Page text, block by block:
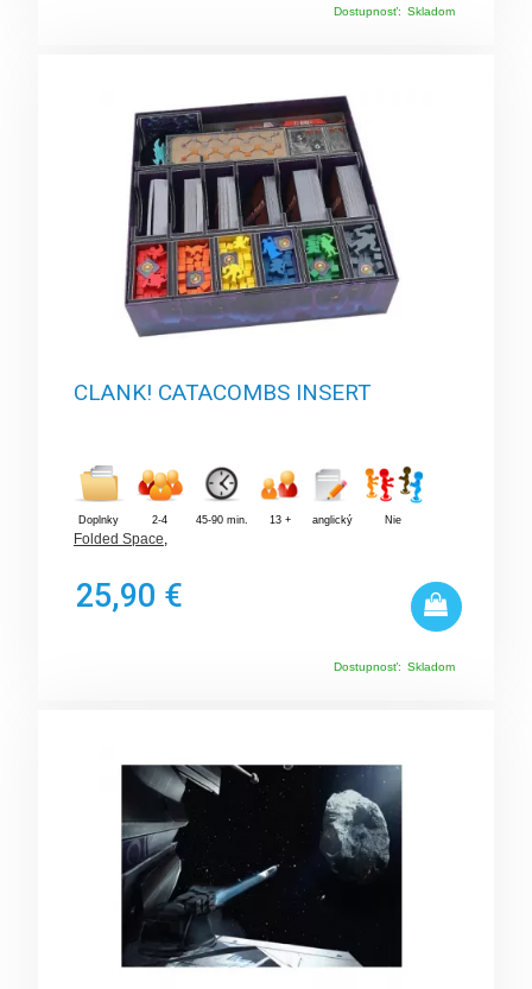
Dostupnosť: Skladom
CLANK! CATACOMBS INSERT
Doplnky 2-4 45-90 min. 13 + anglický Nie
Folded Space
25,90 €
Dostupnosť: Skladom